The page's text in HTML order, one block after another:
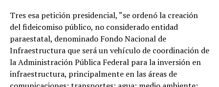
Tres esa petición presidencial, “se ordenó la creación
del fideicomiso público, no considerado entidad
paraestatal, denominado Fondo Nacional de
Infraestructura que será un vehículo de coordinación de
la Administración Pública Federal para la inversión en
infraestructura, principalmente en las áreas de